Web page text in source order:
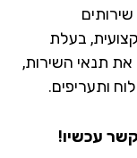
בעלת
תנאי השירות,